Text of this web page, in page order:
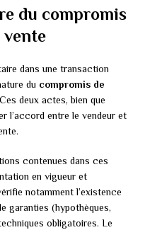
du compromis
vente
dans une transaction
du compromis de
deux actes, bien que
l’accord entre le vendeur et
contenues dans ces
en vigueur et
notamment l’existence
garanties (hypothèques,
obligatoires. Le